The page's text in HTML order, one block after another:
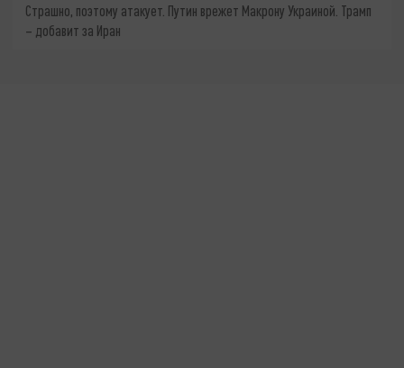
Страшно, поэтому атакует. Путин врежет Макрону Украиной. Трамп
– добавит за Иран